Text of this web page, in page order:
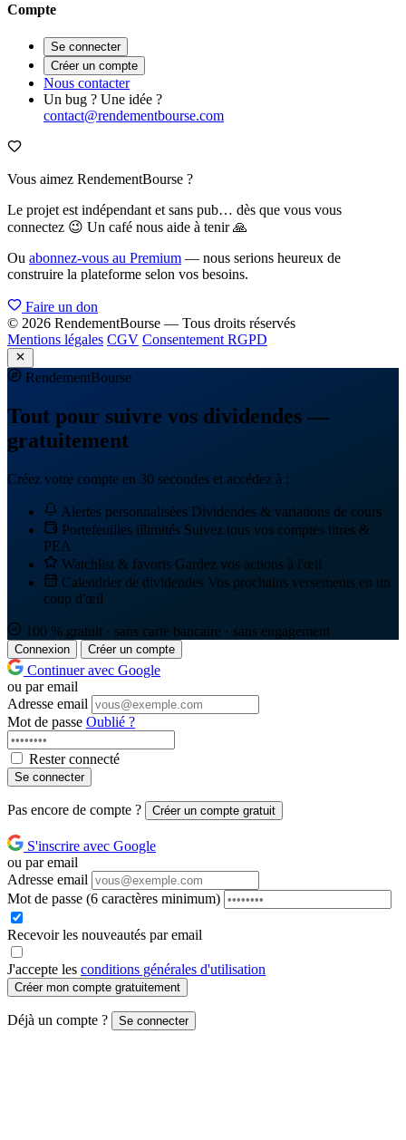
Compte
Se connecter
Créer un compte
Nous contacter
Un bug ? Une idée ?
contact@rendementbourse.com
Vous aimez RendementBourse ?
Le projet est indépendant et sans pub… dès que vous vous
connectez 😉 Un café nous aide à tenir 🙏
Ou abonnez-vous au Premium — nous serions heureux de
construire la plateforme selon vos besoins.
Faire un don
© 2026 RendementBourse — Tous droits réservés
Mentions légales CGV Consentement RGPD
RendementBourse
Tout pour suivre vos dividendes —
gratuitement
Créez votre compte en 30 secondes et accédez à :
Alertes personnalisées Dividendes & variations de cours
Portefeuilles illimités Suivez tous vos comptes titres &
PEA
Watchlist & favoris Gardez vos actions à l'œil
Calendrier de dividendes Vos prochains versements en un
coup d'œil
100 % gratuit · sans carte bancaire · sans engagement
Connexion Créer un compte
Continuer avec Google
ou par email
Adresse email
Mot de passe Oublié ?
Rester connecté
Se connecter
Pas encore de compte ? Créer un compte gratuit
S'inscrire avec Google
ou par email
Adresse email
Mot de passe (6 caractères minimum)
Recevoir les nouveautés par email
J'accepte les conditions générales d'utilisation
Créer mon compte gratuitement
Déjà un compte ? Se connecter